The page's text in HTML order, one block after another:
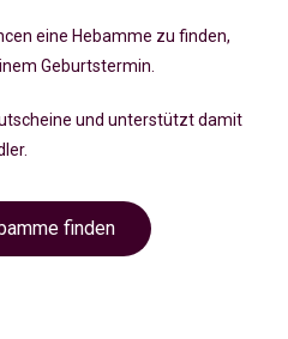
eine Hebamme zu finden,
Geburtstermin
und unterstützt damit
finden